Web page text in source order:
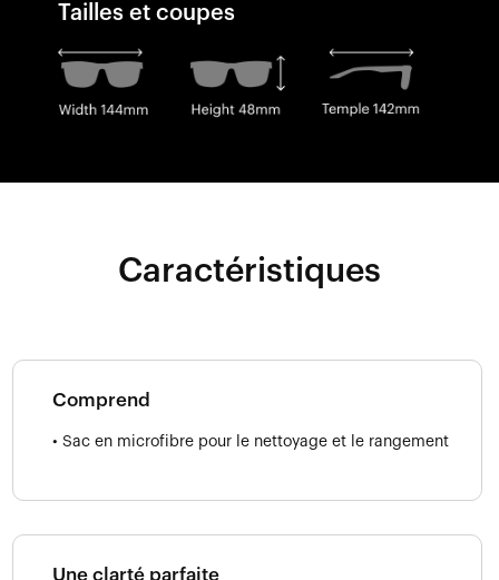
Tailles et coupes
Caractéristiques
Comprend
• Sac en microfibre pour le nettoyage et le rangement
Une clarté parfaite